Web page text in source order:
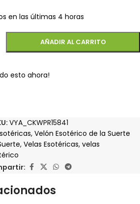
en las últimas 4 horas
AÑADIR AL CARRITO
esto ahora!
VYA_CKWPR15841
, Velón Esotérico de la Suerte
, Velas Esotéricas, velas